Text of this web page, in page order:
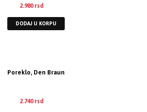
2.980 rsd
DODAJ U KORPU
Poreklo, Den Braun
2.740 rsd